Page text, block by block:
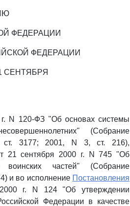
ФЕДЕРАЦИИ
ФЕДЕРАЦИИ
СЕНТЯБРЯ
N 120-ФЗ "Об основах системы
(Собрание
ст. 3177; 2001, N 3, ст. 216),
21 сентября 2000 г. N 745 "Об
частей" (Собрание
и во исполнение Постановления
г. N 124 "Об утверждении
Федерации в качестве